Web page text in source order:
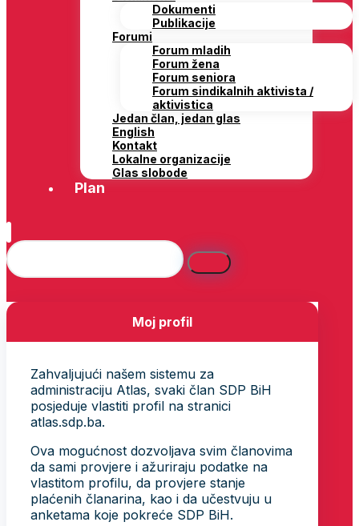
Dokumenti
Publikacije
Forumi
Forum mladih
Forum žena
Forum seniora
Forum sindikalnih aktivista /
aktivistica
Jedan član, jedan glas
English
Kontakt
Lokalne organizacije
Glas slobode
Plan
Moj profil
Zahvaljujući našem sistemu za
administraciju Atlas, svaki član SDP BiH
posjeduje vlastiti profil na stranici
atlas.sdp.ba.
Ova mogućnost dozvoljava svim članovima
da sami provjere i ažuriraju podatke na
vlastitom profilu, da provjere stanje
plaćenih članarina, kao i da učestvuju u
anketama koje pokreće SDP BiH.